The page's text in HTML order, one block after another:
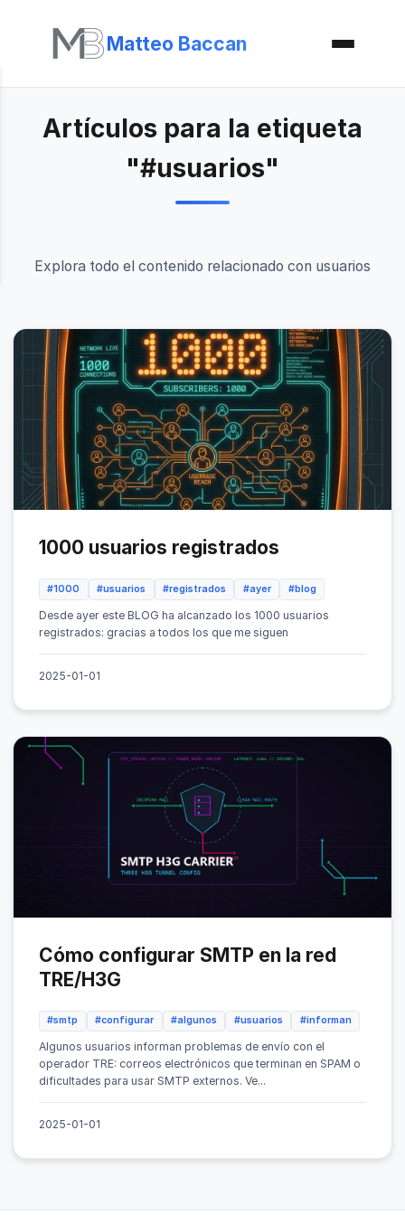
Matteo Baccan
Artículos para la etiqueta
"#usuarios"
Explora todo el contenido relacionado con usuarios
1000 usuarios registrados
#1000 #usuarios #registrados #ayer #blog
Desde ayer este BLOG ha alcanzado los 1000 usuarios
registrados: gracias a todos los que me siguen
2025-01-01
Cómo configurar SMTP en la red
TRE/H3G
#smtp #configurar #algunos #usuarios #informan
Algunos usuarios informan problemas de envío con el
operador TRE: correos electrónicos que terminan en SPAM o
dificultades para usar SMTP externos. Ve...
2025-01-01